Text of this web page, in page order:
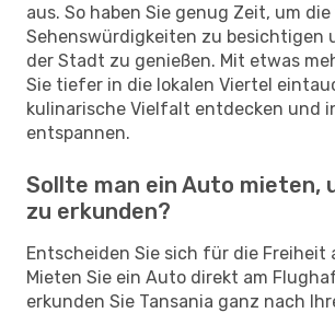
aus. So haben Sie genug Zeit, um
Sehenswürdigkeiten zu besichtigen
der Stadt zu genießen. Mit etwas
Sie tiefer in die lokalen Viertel
kulinarische Vielfalt entdecken und
entspannen.
Sollte man ein Auto mieten,
zu erkunden?
Entscheiden Sie sich für die Freiheit
Mieten Sie ein Auto direkt am
erkunden Sie Tansania ganz nach